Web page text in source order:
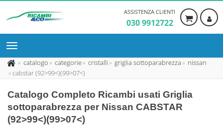
ASSISTENZA CLIENTI
030 9912722
catalogo categorie cristalli griglia sottoparabrezza
nissan
cabstar (92>99<)(99>07<)
Catalogo Completo Ricambi usati Griglia
sottoparabrezza per Nissan CABSTAR
(92>99<)(99>07<)